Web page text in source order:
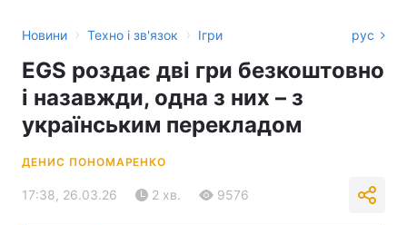
Новини › Техно і зв'язок › Ігри рус
EGS роздає дві гри безкоштовно
і назавжди, одна з них – з
українським перекладом
ДЕНИС ПОНОМАРЕНКО
17:38, 26.03.26 2 хв. 9576